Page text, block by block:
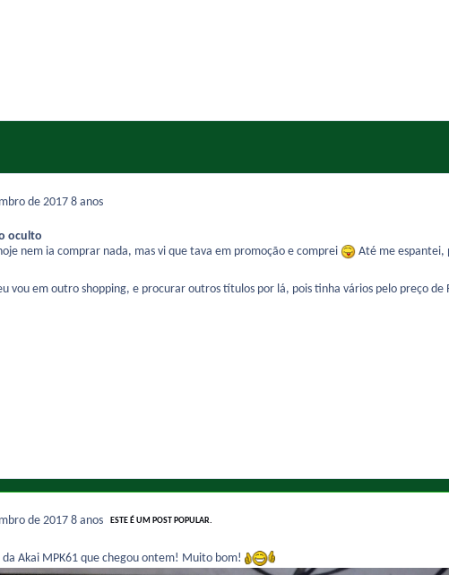
de 20178 anos
oculto
nem ia comprar nada, mas vi que tava em promoção e comprei
Até me espantei,
vou em outro shopping, e procurar outros títulos por lá, pois tinha vários pelo preço de
de 20178 anos ESTE É UM POST POPULAR.
Akai MPK61 que chegou ontem! Muito bom!